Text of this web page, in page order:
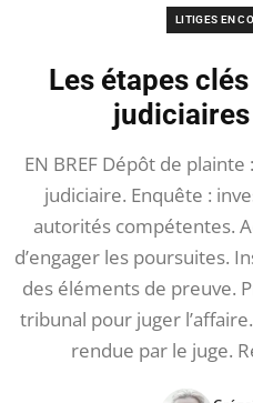
LITIGES EN
Les étapes
EN BREF Dépôt de
judiciaire. Enquête :
autorités compétentes.
d’engager les poursuites.
des éléments de preuve.
tribunal pour juger
rendue par le juge.